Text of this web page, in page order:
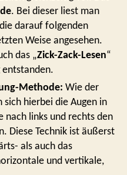
. Bei dieser liest man
darauf folgenden
Weise angesehen.
das „Zick-Zack-Lesen“
entstanden.
Methode: Wie der
sich hierbei die Augen in
nach links und rechts den
Diese Technik ist äußerst
als auch das
und vertikale,